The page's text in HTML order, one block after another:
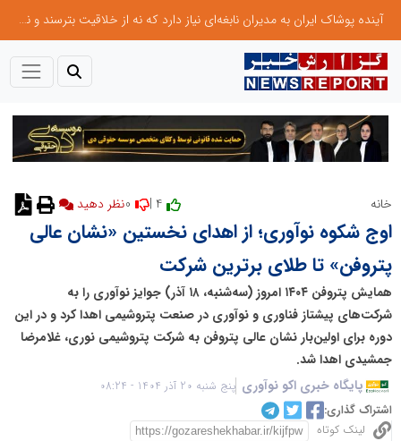
آینده پوشاک ایران به مدیران نابغه‌ای نیاز دارد که نه از خلاقیت بترسند و نه بروکراسی
خانه نظر دهید
اوج شکوه نوآوری؛ از اهدای نخستین «نشان عالی
پتروفن» تا طلای برترین شرکت
همایش پتروفن ۱۴۰۴ امروز (سه‌شنبه، ۱۸ آذر) جوایز نوآوری را به
شرکت‌های پیشتاز فناوری و نوآوری در صنعت پتروشیمی اهدا کرد و در این
دوره برای اولین‌بار نشان عالی پتروفن به شرکت پتروشیمی نوری، غلامرضا
جمشیدی اهدا شد.
پایگاه خبری اکو نوآوری پنج شنبه 20 آذر 1404 - 08:24
اشتراک گذاری:
لینک کوتاه